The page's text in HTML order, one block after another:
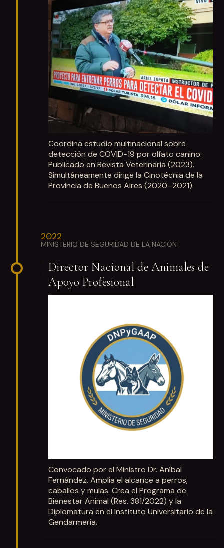
Coordina estudio multinacional sobre
detección de COVID-19 por olfato canino.
Publicado en Revista Veterinaria (2023).
Simultáneamente dirige la Cinotécnia de la
Provincia de Buenos Aires (2020–2021).
2022
MINISTERIO DE SEGURIDAD DE LA NACIÓN
Director Nacional de Animales de
Apoyo Profesional
Convocado por el Ministro Dr. Aníbal
Fernández. Amplía el alcance a perros,
caballos y mulas. Crea el Programa de
Bienestar Animal (Res. 381/2022) y la
Diplomatura en el Instituto Universitario de la
Gendarmería.